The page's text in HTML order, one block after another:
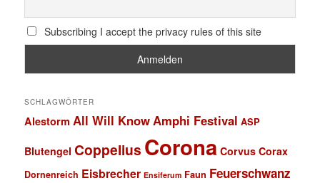
Subscribing I accept the privacy rules of this site
SCHLAGWÖRTER
Alestorm All Will KnowAmphi Festival ASP
Blutengel Coppelius Corona Corvus Corax
Dornenreich Eisbrecher Ensiferum Faun Feuerschwanz